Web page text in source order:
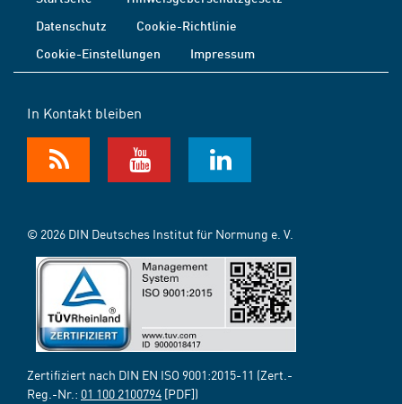
Datenschutz
Cookie-Richtlinie
Cookie-Einstellungen
Impressum
In Kontakt bleiben
© 2026 DIN Deutsches Institut für Normung e. V.
Zertifiziert nach DIN EN ISO 9001:2015-11 (Zert.-
Reg.-Nr.: 01 100 2100794 [PDF])